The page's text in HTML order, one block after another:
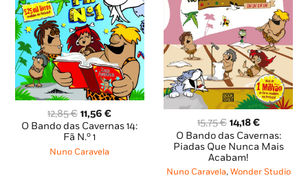
12,85€ O
preço
original
era:
11,56€O
preço
O Bando das Cavernas 14:
Fã N.º 1
Nuno Caravela
15,75€ O
preço
original
era:
15,75 €.
14,18€O
preço
atual
14,18 €.
O Bando das Cavernas:
Piadas Que Nunca Mais
Acabam!
Nuno Caravela, Wonder Studio